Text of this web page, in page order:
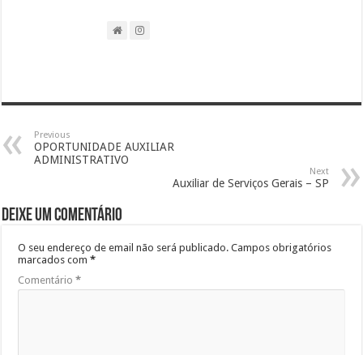
Previous
OPORTUNIDADE AUXILIAR
ADMINISTRATIVO
Next
Auxiliar de Serviços Gerais – SP
Deixe um comentário
O seu endereço de email não será publicado. Campos obrigatórios
marcados com*
Comentário*